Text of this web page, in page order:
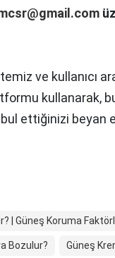
ve kullanıcı
kullanarak,
ettiğinizi
| Güneş Koruma
Bozulur? Güneş